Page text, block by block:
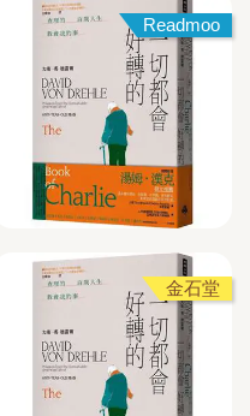
Readmoo
金石堂